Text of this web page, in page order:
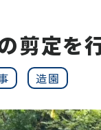
剪定を
造園